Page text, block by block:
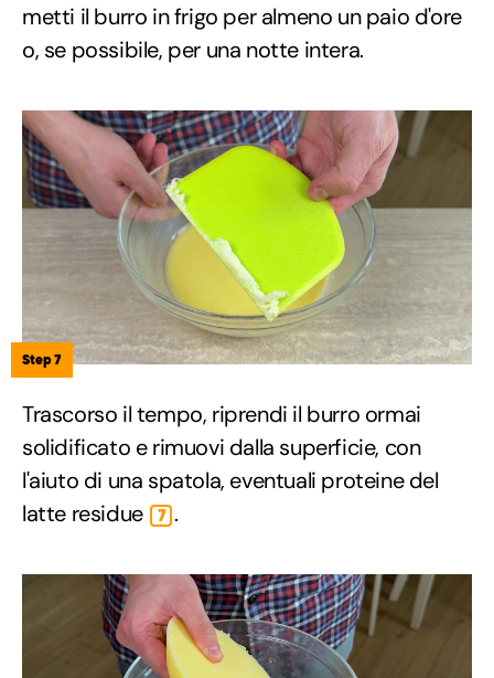
metti il burro in frigo per almeno un paio d'ore
o, se possibile, per una notte intera.
Step 7
Trascorso il tempo, riprendi il burro ormai
solidificato e rimuovi dalla superficie, con
l'aiuto di una spatola, eventuali proteine del
latte residue
7 .